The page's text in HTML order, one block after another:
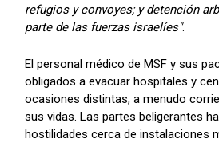
refugios y convoyes; y detención
parte de las fuerzas israelíes".
El personal médico de MSF y sus
obligados a evacuar hospitales y
ocasiones distintas, a menudo
sus vidas. Las partes beligerantes
hostilidades cerca de instalaciones